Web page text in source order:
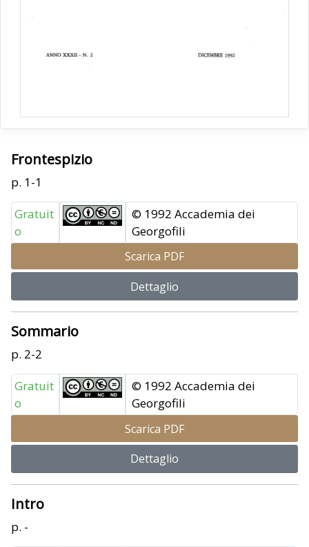
Frontespizio
p. 1-1
Gratuit
o
© 1992 Accademia dei
Georgofili
Scarica PDF
Dettaglio
Sommario
p. 2-2
Gratuit
o
© 1992 Accademia dei
Georgofili
Scarica PDF
Dettaglio
Intro
p. -